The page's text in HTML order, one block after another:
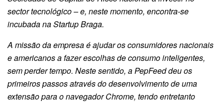
sector tecnológico – e, neste momento, encontra-se
incubada na Startup Braga.
A missão da empresa é ajudar os consumidores nacionais
e americanos a fazer escolhas de consumo inteligentes,
sem perder tempo. Neste sentido, a PepFeed deu os
primeiros passos através do desenvolvimento de uma
extensão para o navegador Chrome, tendo entretanto